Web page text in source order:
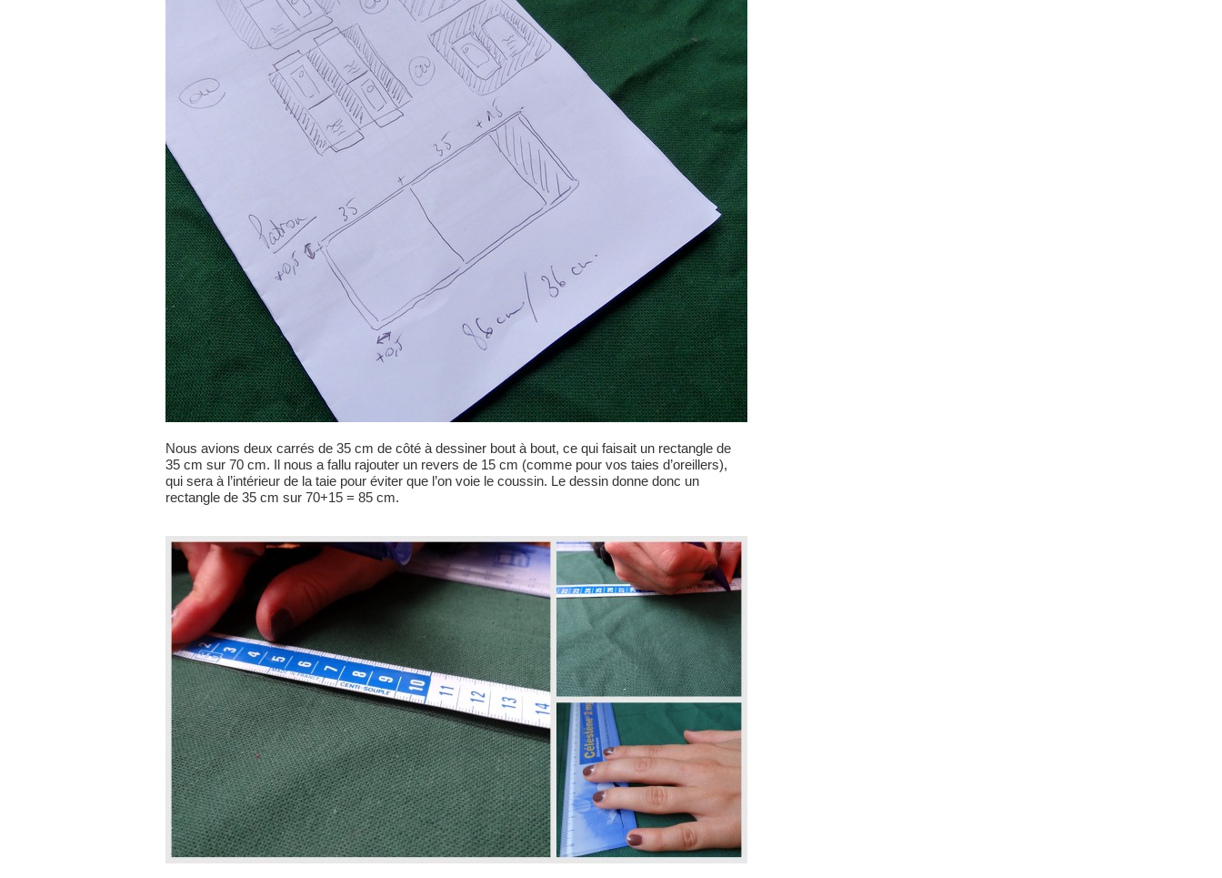
Nous avions deux carrés de 35 cm de côté à dessiner bout à bout, ce qui faisait un rectangle de
35 cm sur 70 cm. Il nous a fallu rajouter un revers de 15 cm (comme pour vos taies d’oreillers),
qui sera à l’intérieur de la taie pour éviter que l’on voie le coussin. Le dessin donne donc un
rectangle de 35 cm sur 70+15 = 85 cm.